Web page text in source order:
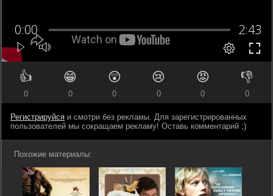
👍
0
😁
0
😲
0
😢
0
😡
0
👎
0
Регистрируйся и смотри без рекламы. Для зарегистрированных
пользователей мы сокращаем рекламу! Оставь комментарий ;)
Похожие материалы: